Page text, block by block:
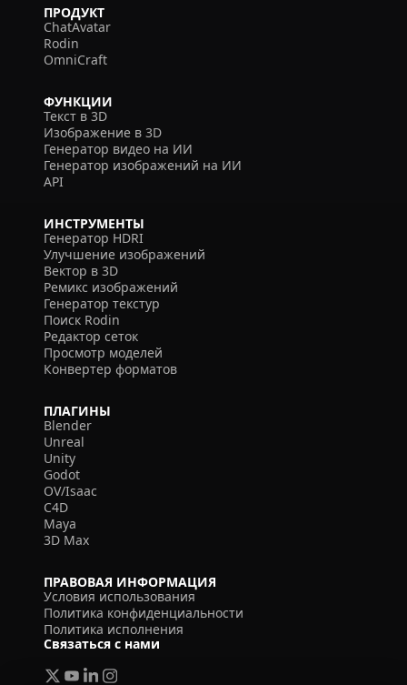
ПРОДУКТ
ChatAvatar
Rodin
OmniCraft
ФУНКЦИИ
Текст в 3D
Изображение в 3D
Генератор видео на ИИ
Генератор изображений на ИИ
API
ИНСТРУМЕНТЫ
Генератор HDRI
Улучшение изображений
Вектор в 3D
Ремикс изображений
Генератор текстур
Поиск Rodin
Редактор сеток
Просмотр моделей
Конвертер форматов
ПЛАГИНЫ
Blender
Unreal
Unity
Godot
OV/Isaac
C4D
Maya
3D Max
ПРАВОВАЯ ИНФОРМАЦИЯ
Условия использования
Политика конфиденциальности
Политика исполнения
Связаться с нами